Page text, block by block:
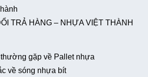
TRẢ HÀNG – NHỰA VIỆT THÀNH
gặp về Pallet nhựa
về sóng nhựa bít